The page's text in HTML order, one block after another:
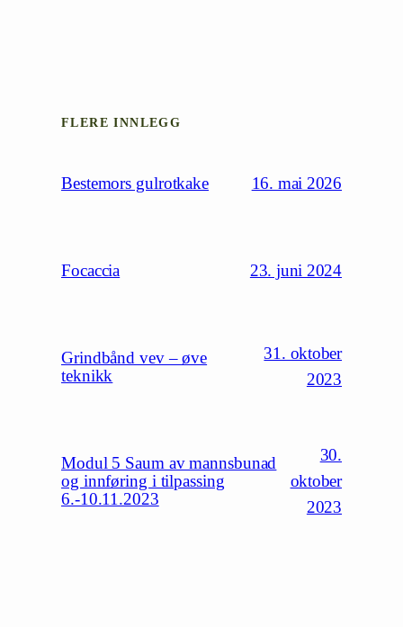
FLERE INNLEGG
Bestemors gulrotkake 16. mai 2026
Focaccia 23. juni 2024
Grindbånd vev – øve
teknikk
31. oktober
2023
Modul 5 Saum av mannsbunad
og innføring i tilpassing
6.-10.11.2023
30.
oktober
2023